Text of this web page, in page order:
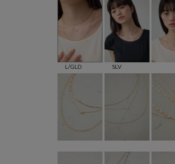
L/GLD SLV